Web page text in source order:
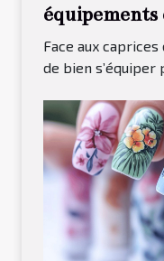
les
Face aux
de bien s’équiper